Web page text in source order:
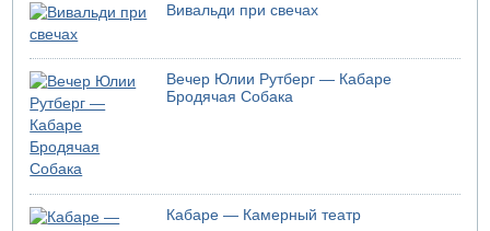
Вивальди при свечах
Вечер Юлии Рутберг — Кабаре
Бродячая Собака
Кабаре — Камерный театр